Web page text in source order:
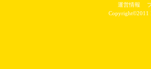
運営情報
Copyright©2011